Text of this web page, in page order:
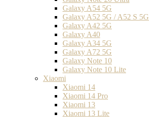
Galaxy A54 5G
Galaxy A52 5G / A52 S 5G
Galaxy A42 5G
Galaxy A40
Galaxy A34 5G
Galaxy A72 5G
Galaxy Note 10
Galaxy Note 10 Lite
Xiaomi
Xiaomi 14
Xiaomi 14 Pro
Xiaomi 13
Xiaomi 13 Lite